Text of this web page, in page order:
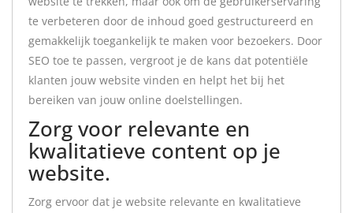
te verbeteren door de inhoud goed gestructureerd en
gemakkelijk toegankelijk te maken voor bezoekers. Door
SEO toe te passen, vergroot je de kans dat potentiële
klanten jouw website vinden en helpt het bij het
bereiken van jouw online doelstellingen.
Zorg voor relevante en
kwalitatieve content op je
website.
Zorg ervoor dat je website relevante en kwalitatieve